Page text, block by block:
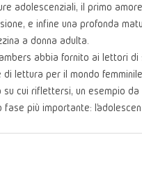
adolescenziali, il primo
e infine una profonda
a donna adulta.
abbia fornito ai lettori di
di lettura per il mondo
cui riflettersi, un esempio da
più importante: